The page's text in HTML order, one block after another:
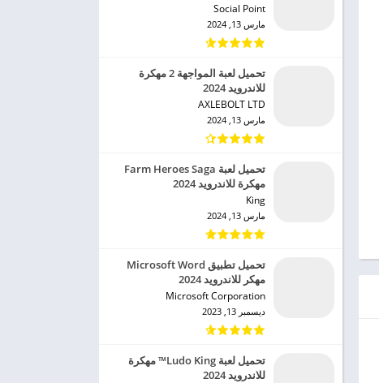
Social Point‏
مارس 13, 2024
تحميل لعبة المواجهة 2 مهكرة
للاندرويد 2024
AXLEBOLT LTD‏
مارس 13, 2024
تحميل لعبة Farm Heroes Saga
مهكرة للاندرويد 2024
King‏
مارس 13, 2024
تحميل تطبيق Microsoft Word
مهكر للاندرويد 2024
Microsoft Corporation‏
ديسمبر 13, 2023
تحميل لعبة Ludo King™ مهكرة
للاندرويد 2024